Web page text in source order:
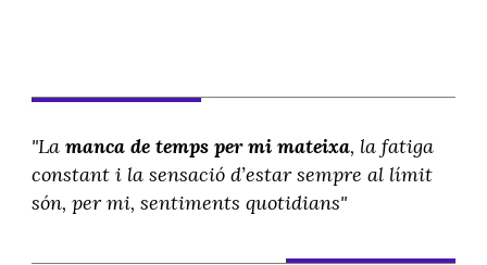
"La manca de temps per mi mateixa, la fatiga
constant i la sensació d’estar sempre al límit
són, per mi, sentiments quotidians"